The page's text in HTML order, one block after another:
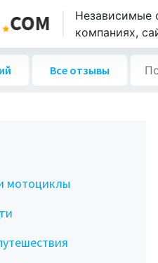
Независимые
компаниях,
Все отзывы
мотоциклы